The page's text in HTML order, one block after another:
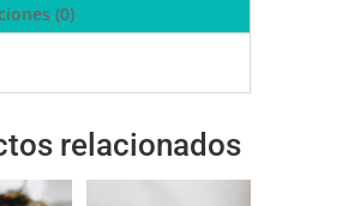
(0)
relacionados